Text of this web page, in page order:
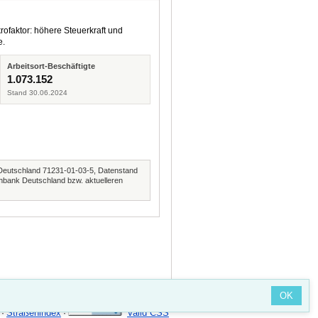
höhere Steuerkraft und
Arbeitsort-Beschäftigte
1.073.152
Stand 30.06.2024
71231-01-03-5, Datenstand
Deutschland bzw. aktuelleren
·Straßenindex· Valid CSS
OK